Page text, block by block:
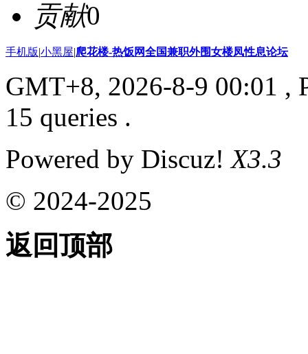
贡献0
手机版|小黑屋|爬花楼-热饭网全国兼职外围女楼凤性息论坛
GMT+8, 2026-8-9 00:01 ,
15 queries .
Powered by Discuz!X3.3
© 2024-2025
返回顶部